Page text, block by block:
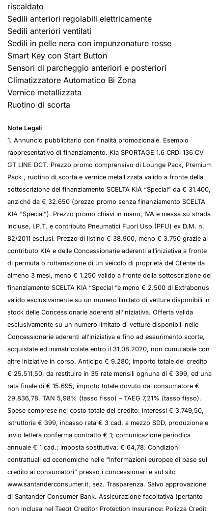
riscaldato
Sedili anteriori regolabili elettricamente
Sedili anteriori ventilati
Sedili in pelle nera con impunzonature rosse
Smart Key con Start Button
Sensori di parcheggio anteriori e posteriori
Climatizzatore Automatico Bi Zona
Vernice metallizzata
Ruotino di scorta
Note Legali
1. Annuncio pubblicitario con finalità promozionale. Esempio
rappresentativo di finanziamento. Kia SPORTAGE 1.6 CRDi 136 CV
GT LINE DCT. Prezzo promo comprensivo di Lounge Pack, Premium
Pack , ruotino di scorta e vernice metallizzata valido a fronte della
sottoscrizione del finanziamento SCELTA KIA “Special” da € 31.400,
anziché da € 32.650 (prezzo promo senza finanziamento SCELTA
KIA “Special”). Prezzo promo chiavi in mano, IVA e messa su strada
incluse, I.P.T. e contributo Pneumatici Fuori Uso (PFU) ex D.M. n.
82/2011 esclusi. Prezzo di listino € 38.900, meno € 3.750 grazie al
contributo KIA e delle Concessionarie aderenti all’iniziativa a fronte
di permuta o rottamazione di un veicolo di proprietà del Cliente da
almeno 3 mesi, meno € 1.250 valido a fronte della sottoscrizione del
finanziamento SCELTA KIA “Special ”e meno € 2.500 di Extrabonus
valido esclusivamente su un numero limitato di vetture disponibili in
stock delle Concessionarie aderenti all’iniziativa. Offerta valida
esclusivamente su un numero limitato di vetture disponibili nelle
Concessionarie aderenti all’iniziativa e fino ad esaurimento scorte,
acquistate ed immatricolate entro il 31.08.2020, non cumulabile con
altre iniziative in corso. Anticipo € 9.280; importo totale del credito
€ 25.511,50, da restituire in 35 rate mensili ognuna di € 399, ed una
rata finale di € 15.695, importo totale dovuto dal consumatore €
29.836,78. TAN 5,98% (tasso fisso) – TAEG 7,21% (tasso fisso).
Spese comprese nel costo totale del credito: interessi € 3.749,50,
istruttoria € 399, incasso rata € 3 cad. a mezzo SDD, produzione e
invio lettera conferma contratto € 1; comunicazione periodica
annuale € 1 cad.; imposta sostitutiva: € 64,78. Condizioni
contrattuali ed economiche nelle “Informazioni europee di base sul
credito ai consumatori” presso i concessionari e sul sito
www.santanderconsumer.it, sez. Trasparenza. Salvo approvazione
di Santander Consumer Bank. Assicurazione facoltativa (pertanto
non inclusa nel Taeg) Creditor Protection Insurance: Polizza Credit